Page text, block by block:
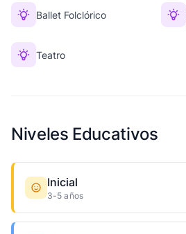
Ballet Folclórico
Teatro
Niveles Educativos
Inicial
3-5 años